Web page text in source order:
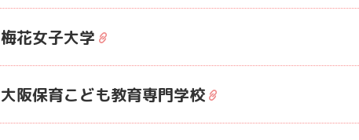
梅花女子大学
大阪保育こども教育専門学校